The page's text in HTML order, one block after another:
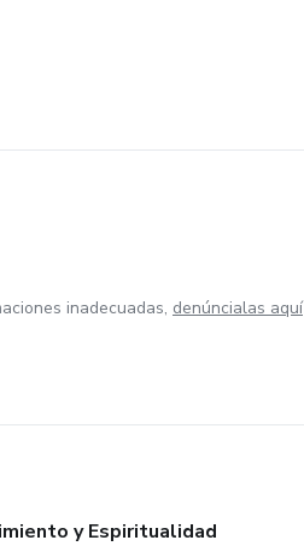
inadecuadas, denúncialas aquí
y Espiritualidad